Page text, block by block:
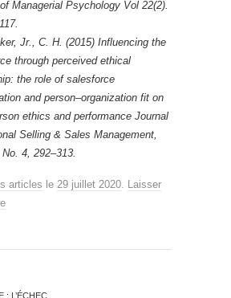
Managerial Psychology Vol 22(2).
Jr., C. H. (2015) Influencing the
through perceived ethical
the role of salesforce
and person–organization fit on
ethics and performance Journal
Selling & Sales Management,
4, 292–313.
articles le 29 juillet 2020. Laisser
: L’ÉCHEC